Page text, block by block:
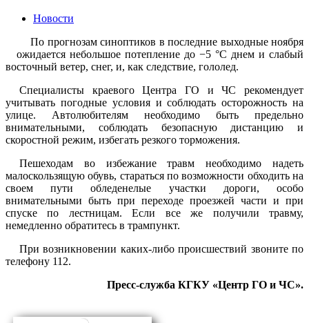
Новости
По прогнозам синоптиков в последние выходные ноября
ожидается небольшое потепление до −5 °C днем и слабый
восточный ветер, снег, и, как следствие, гололед.
Специалисты краевого Центра ГО и ЧС рекомендует
учитывать погодные условия и соблюдать осторожность на
улице. Автолюбителям необходимо быть предельно
внимательными, соблюдать безопасную дистанцию и
скоростной режим, избегать резкого торможения.
Пешеходам во избежание травм необходимо надеть
малоскользящую обувь, стараться по возможности обходить на
своем пути обледенелые участки дороги, особо
внимательными быть при переходе проезжей части и при
спуске по лестницам. Если все же получили травму,
немедленно обратитесь в трампункт.
При возникновении каких-либо происшествий звоните по
телефону 112.
Пресс-служба КГКУ «Центр ГО и ЧС».